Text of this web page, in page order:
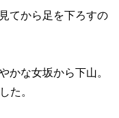
てから足を下ろすの
かな女坂から下山。
た。